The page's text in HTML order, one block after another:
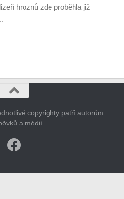
hroznů zde proběhla již
copyrighty patří autorům
a médií